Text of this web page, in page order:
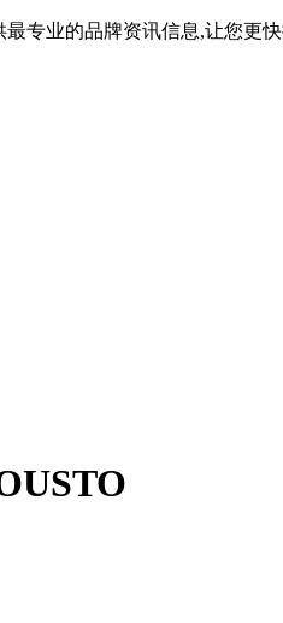
专业的品牌资讯信息,让您更